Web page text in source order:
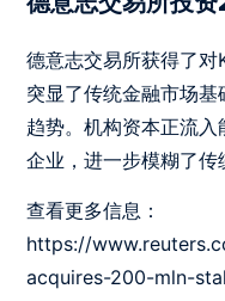
德意志交易所获得了
突显了传统金融市场
趋势。机构资本正流
企业，进一步模糊了传
查看更多信息：
https://
acquires-200-mln-